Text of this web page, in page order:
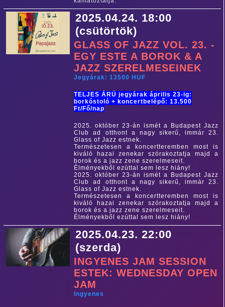
2025.04.24. 18:00
(csütörtök)
GLASS OF JAZZ VOL. 23. -
EGY ESTE A BOROK & A
JAZZ SZERELMESEINEK
Jegyárak: 13500 HUF
TELJES ÁRÚ jegyárak április 23-ig:
borkóstoló + koncertbelépő: 13.500
Ft/Fő/nap
2025. október 23-án ismét a Budapest Jazz
Club ad otthont a nagy sikerű, immár 23.
Glass of Jazz estnek.
Természetesen a koncertteremben most is
kiváló hazai zenekar szórakoztatja majd a
borok és a jazz zene szerelmeseit.
Élményekből ezúttal sem lesz hiány!
2025. október 23-án ismét a Budapest Jazz
Club ad otthont a nagy sikerű, immár 23.
Glass of Jazz estnek.
Természetesen a koncertteremben most is
kiváló hazai zenekar szórakoztatja majd a
borok és a jazz zene szerelmeseit.
Élményekből ezúttal sem lesz hiány!
2025.04.23. 22:00
(szerda)
INGYENES JAM SESSION
ESTEK: WEDNESDAY OPEN
JAM
Ingyenes